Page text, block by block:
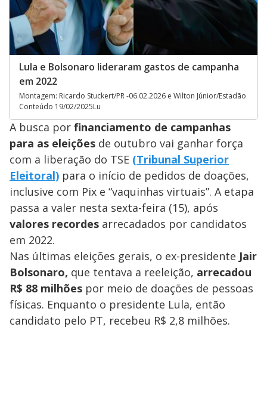
Lula e Bolsonaro lideraram gastos de campanha
em 2022
Montagem: Ricardo Stuckert/PR -06.02.2026 e Wilton Júnior/Estadão
Conteúdo 19/02/2025Lu
A busca por financiamento de campanhas
para as eleições de outubro vai ganhar força
com a liberação do TSE (Tribunal Superior
Eleitoral) para o início de pedidos de doações,
inclusive com Pix e “vaquinhas virtuais”. A etapa
passa a valer nesta sexta-feira (15), após
valores recordes arrecadados por candidatos
em 2022.
Nas últimas eleições gerais, o ex-presidente Jair
Bolsonaro, que tentava a reeleição, arrecadou
R$ 88 milhões por meio de doações de pessoas
físicas. Enquanto o presidente Lula, então
candidato pelo PT, recebeu R$ 2,8 milhões.